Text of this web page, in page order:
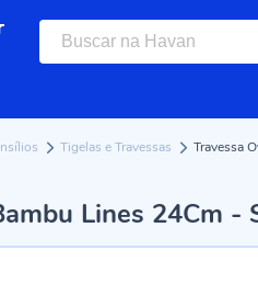
Tigelas e Travessas Travessa
Lines 24Cm -